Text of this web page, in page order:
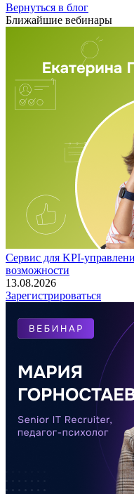
Вернуться в блог
Ближайшие вебинары
Сервис для KPI-
возможности
13.08.2026
Зарегистрироваться